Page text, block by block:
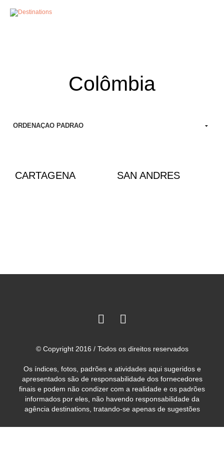
Colômbia
CARTAGENA SAN ANDRES
© Copyright 2016 / Todos os direitos reservados
Os índices, fotos, padrões e atividades aqui sugeridos e
apresentados são de responsabilidade dos fornecedores
finais e podem não condizer com a realidade e os padrões
informados por eles, não havendo responsabilidade da
agência destinations, tratando-se apenas de sugestões